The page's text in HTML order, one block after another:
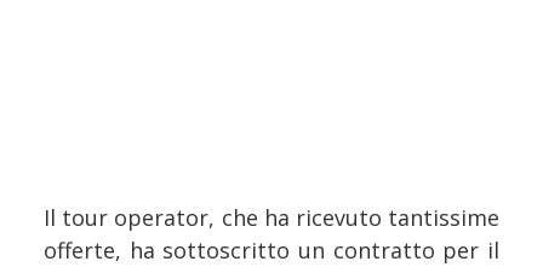
Il tour operator, che ha ricevuto tantissime
offerte, ha sottoscritto un contratto per il